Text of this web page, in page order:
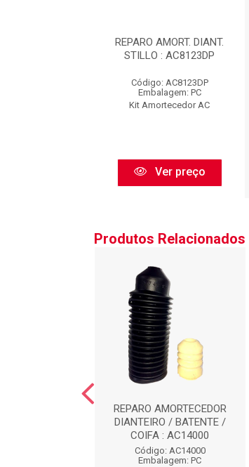
REPARO AMORT. DIANT.
STILLO : AC8123DP
Código: AC8123DP
Embalagem: PC
Kit Amortecedor AC
Ver preço
Produtos Relacionados
REPARO AMORTECEDOR
DIANTEIRO / BATENTE /
COIFA : AC14000
Código: AC14000
Embalagem: PC